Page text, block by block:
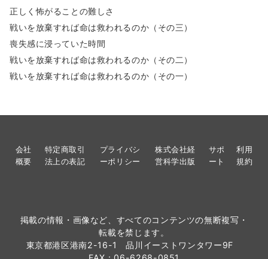
正しく怖がることの難しさ
戦いを放棄すれば命は救われるのか（その三）
喪失感に浸っていた時間
戦いを放棄すれば命は救われるのか（その二）
戦いを放棄すれば命は救われるのか（その一）
会社
概要
特定商取引
法上の表記
プライバシ
ーポリシー
株式会社経
営科学出版
サポ
ート
利用
規約
掲載の情報・画像など、すべてのコンテンツの無断複写・
転載を禁じます。
東京都港区港南2-16-1 品川イーストワンタワー9F